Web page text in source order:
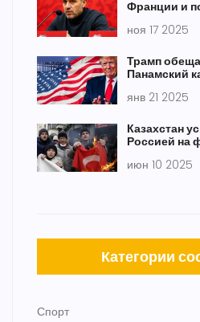
Франции и
игроков,
ноя 17 2025
Трамп
Панамский
интересов
янв 21 2025
Казахстан
Россией на
контрактов
июн 10 2025
Категории
Спорт